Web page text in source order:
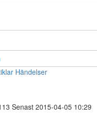
Händelser
Senast 2015-04-05 10:29